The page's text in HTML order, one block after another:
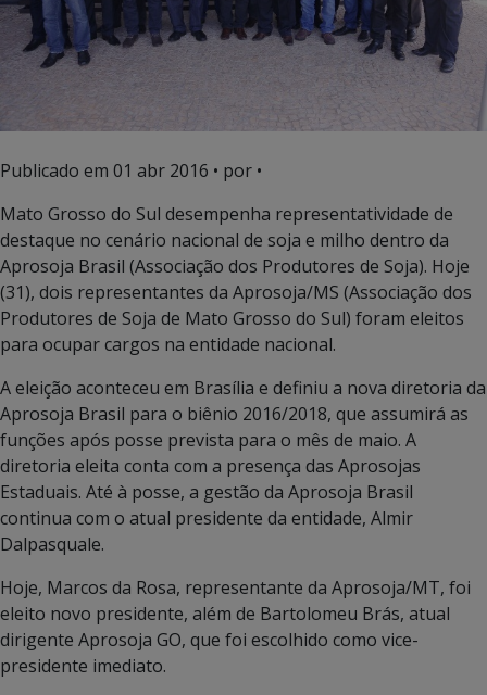
Publicado em 01 abr 2016 • por •
Mato Grosso do Sul desempenha representatividade de
destaque no cenário nacional de soja e milho dentro da
Aprosoja Brasil (Associação dos Produtores de Soja). Hoje
(31), dois representantes da Aprosoja/MS (Associação dos
Produtores de Soja de Mato Grosso do Sul) foram eleitos
para ocupar cargos na entidade nacional.
A eleição aconteceu em Brasília e definiu a nova diretoria da
Aprosoja Brasil para o biênio 2016/2018, que assumirá as
funções após posse prevista para o mês de maio. A
diretoria eleita conta com a presença das Aprosojas
Estaduais. Até à posse, a gestão da Aprosoja Brasil
continua com o atual presidente da entidade, Almir
Dalpasquale.
Hoje, Marcos da Rosa, representante da Aprosoja/MT, foi
eleito novo presidente, além de Bartolomeu Brás, atual
dirigente Aprosoja GO, que foi escolhido como vice-
presidente imediato.